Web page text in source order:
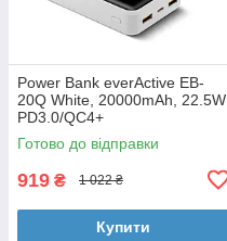
Power Bank everActive EB-
20Q White, 20000mAh, 22.5W
PD3.0/QC4+
Готово до відправки
919 ₴ 1 022 ₴
Купити